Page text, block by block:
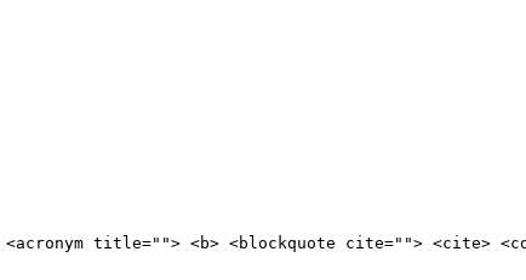
title=""> <b> <blockquote cite=""> <cite>